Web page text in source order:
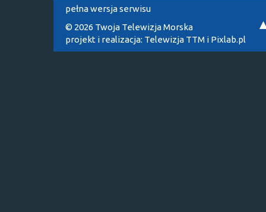
pełna wersja serwisu
© 2026 Twoja Telewizja Morska
projekt i realizacja: Telewizja TTM i Pixlab.pl